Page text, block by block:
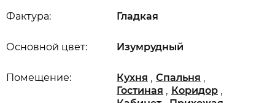
Основной цвет: Изумрудный
Помещение: Кухня , Спальня ,
Гостиная , Коридор ,
Фактура: Гладкая